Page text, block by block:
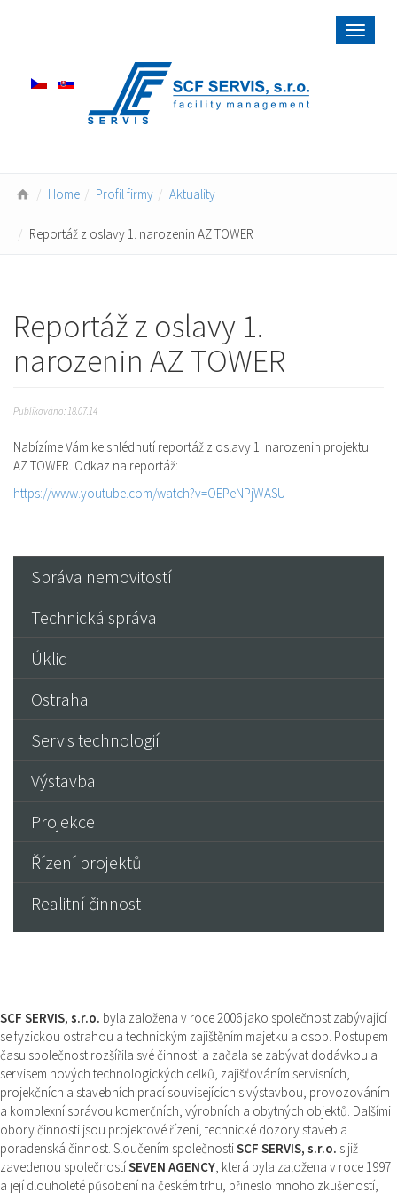
Home Profil firmy Aktuality
Reportáž z oslavy 1. narozenin AZ TOWER
Reportáž z oslavy 1.
narozenin AZ TOWER
Publikováno: 18.07.14
Nabízíme Vám ke shlédnutí reportáž z oslavy 1. narozenin projektu
AZ TOWER. Odkaz na reportáž:
https://www.youtube.com/watch?v=OEPeNPjWASU
Správa nemovitostí
Technická správa
Úklid
Ostraha
Servis technologií
Výstavba
Projekce
Řízení projektů
Realitní činnost
SCF SERVIS, s.r.o. byla založena v roce 2006 jako společnost zabývající
se fyzickou ostrahou a technickým zajištěním majetku a osob. Postupem
času společnost rozšířila své činnosti a začala se zabývat dodávkou a
servisem nových technologických celků, zajišťováním servisních,
projekčních a stavebních prací souvisejících s výstavbou, provozováním
a komplexní správou komerčních, výrobních a obytných objektů. Dalšími
obory činnosti jsou projektové řízení, technické dozory staveb a
poradenská činnost. Sloučením společnostiSCF SERVIS, s.r.o. s již
zavedenou společnostíSEVEN AGENCY, která byla založena v roce 1997
a její dlouholeté působení na českém trhu, přineslo mnoho zkušeností,
Toggle